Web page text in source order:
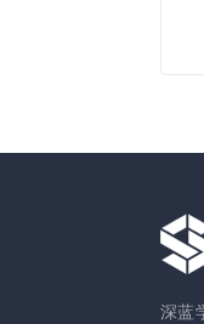
深蓝